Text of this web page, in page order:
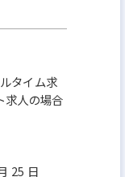
タイム求
求人の場合
25 日